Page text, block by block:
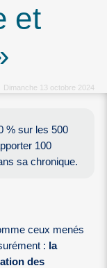
et
Dimanche 13 octobre 2024
% sur les 500
100
sa chronique.
ceux menés
: la
des